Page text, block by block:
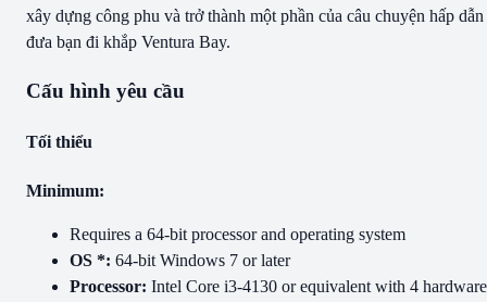
xây dựng công phu và trở thành một phần của câu chuyện hấp dẫn
đưa bạn đi khắp Ventura Bay.
Cấu hình yêu cầu
Tối thiểu
Minimum:
Requires a 64-bit processor and operating system
OS *: 64-bit Windows 7 or later
Processor: Intel Core i3-4130 or equivalent with 4 hardware